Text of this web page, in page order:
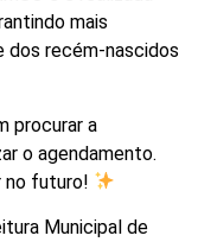
mais
dos recém-nascidos
procurar a
o agendamento.
no futuro!
Municipal de